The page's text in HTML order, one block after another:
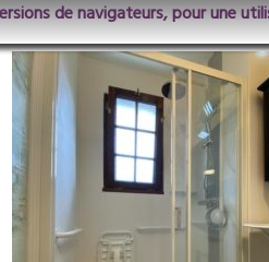
de navigateurs, pour une
particuliers-16